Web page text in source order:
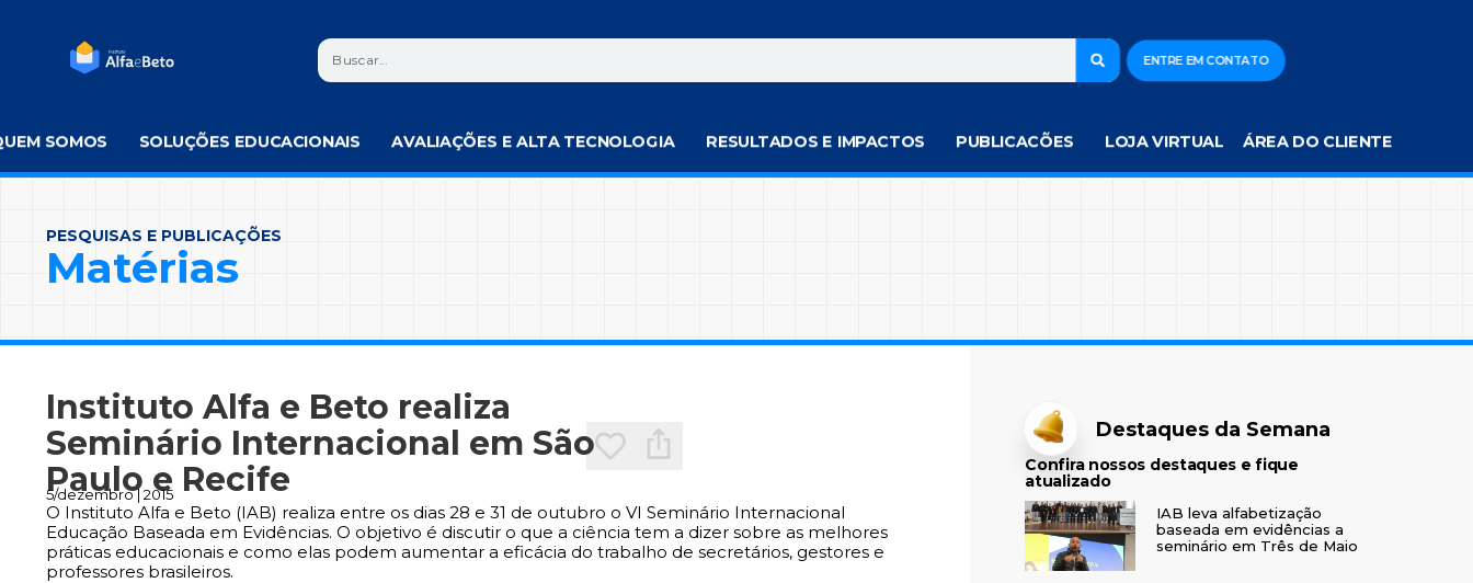
ENTRE EM CONTATO
SOMOS SOLUÇÕES EDUCACIONAIS AVALIAÇÕES E ALTA TECNOLOGIA RESULTADOS E IMPACTOS PUBLICACÕES LOJA VIRTUAL ÁREA DO CLIENTE
PESQUISAS E PUBLICAÇÕES
Matérias
Instituto Alfa e Beto realiza
Seminário Internacional em São
Paulo e Recife
5/dezembro | 2015
O Instituto Alfa e Beto (IAB) realiza entre os dias 28 e 31 de outubro o VI Seminário Internacional
Educação Baseada em Evidências. O objetivo é discutir o que a ciência tem a dizer sobre as melhores
práticas educacionais e como elas podem aumentar a eficácia do trabalho de secretários, gestores e
professores brasileiros.
Destaques da Semana
Confira nossos destaques e fique
atualizado
IAB leva alfabetização
baseada em evidências a
seminário em Três de Maio